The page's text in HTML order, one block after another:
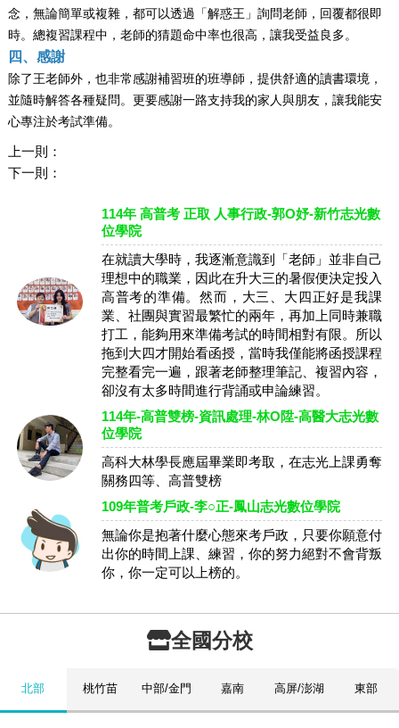
念，無論簡單或複雜，都可以透過「解惑王」詢問老師，回覆都很即
時。總複習課程中，老師的猜題命中率也很高，讓我受益良多。
四、感謝
除了王老師外，也非常感謝補習班的班導師，提供舒適的讀書環境，
並隨時解答各種疑問。更要感謝一路支持我的家人與朋友，讓我能安
心專注於考試準備。
上一則：
下一則：
114年 高普考 正取 人事行政-郭O妤-新竹志光數
位學院
在就讀大學時，我逐漸意識到「老師」並非自己
理想中的職業，因此在升大三的暑假便決定投入
高普考的準備。然而，大三、大四正好是我課
業、社團與實習最繁忙的兩年，再加上同時兼職
打工，能夠用來準備考試的時間相對有限。所以
拖到大四才開始看函授，當時我僅能將函授課程
完整看完一遍，跟著老師整理筆記、複習內容，
卻沒有太多時間進行背誦或申論練習。
114年-高普雙榜-資訊處理-林O陞-高醫大志光數
位學院
高科大林學長應屆畢業即考取，在志光上課勇奪
關務四等、高普雙榜
109年普考戶政-李○正-鳳山志光數位學院
無論你是抱著什麼心態來考戶政，只要你願意付
出你的時間上課、練習，你的努力絕對不會背叛
你，你一定可以上榜的。
全國分校
北部 桃竹苗 中部/金門 嘉南 高屏/澎湖 東部